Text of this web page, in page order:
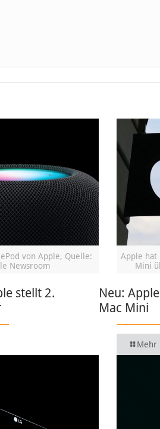
von Apple, Quelle:
Newsroom
stellt 2.
Apple hat
Mini
Neu:
Mac Mini
Mehr